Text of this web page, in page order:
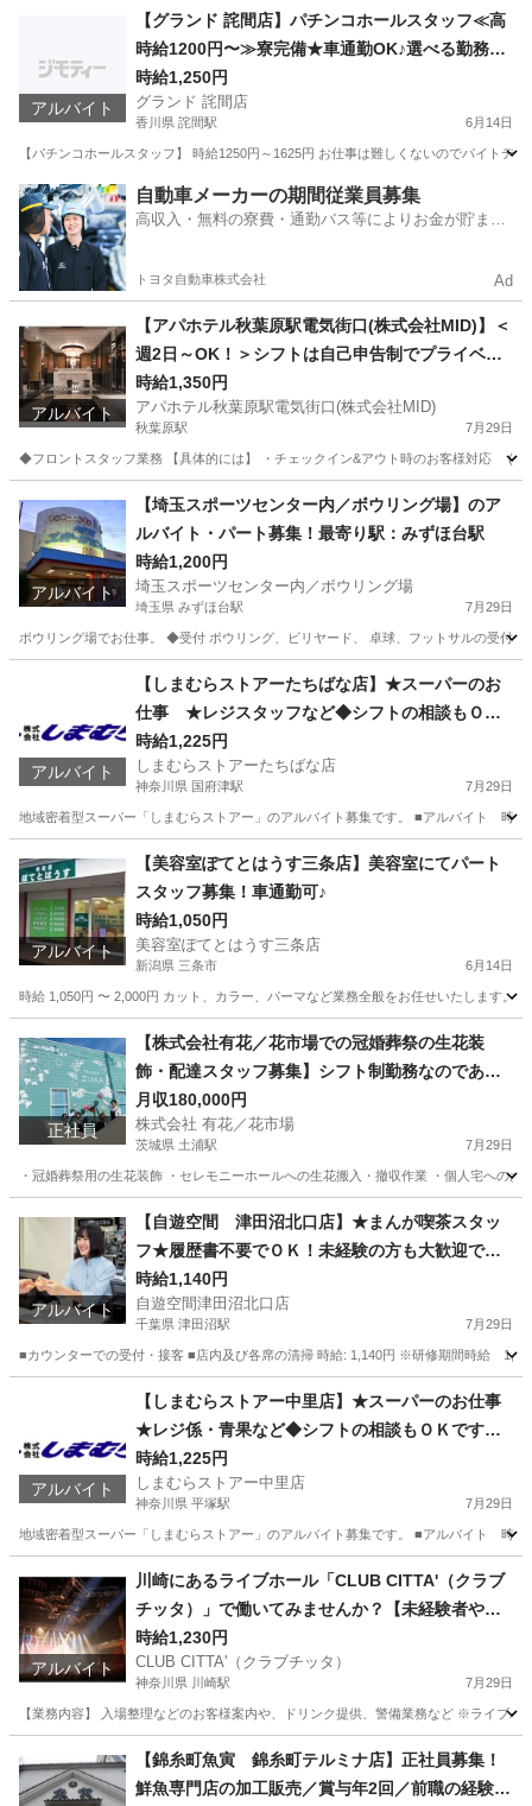
大津駅 花屋 スタッフ
アルバイト
【グランド 詫間店】パチンコホールスタッフ≪高
時給1200円〜≫寮完備★車通勤OK♪選べる勤務時
間★未経験歓迎♪ JR予讃線「詫間駅」から車で9
分
時給1,250円
グランド 詫間店
香川県 詫間駅 6月14日
【パチンコホールスタッフ】 時給1250円～1625円 お仕事は難しくないのでバイ
香川 三豊市 詫間駅 パチンコ スタッフ
自動車メーカーの期間従業員募集
高収入・無料の寮費・通勤バス等によりお金が貯まり
トヨタ自動車株式会社 Ad
アルバイト
【アパホテル秋葉原駅電気街口(株式会社MID)】＜
週2日～OK！＞シフトは自己申告制でプライベー
トと両立◎アパホテルスタッフ★JR「秋葉原駅」
電気街口から徒歩3分
時給1,350円
アパホテル秋葉原駅電気街口(株式会社MID)
秋葉原駅 7月29日
◆フロントスタッフ業務 【具体的には】 ・チェックイン&アウト時のお客様対応 (
秋葉原駅 ホテル スタッフ
アルバイト
【埼玉スポーツセンター内／ボウリング場】のア
ルバイト・パート募集！最寄り駅：みずほ台駅
時給1,200円
埼玉スポーツセンター内／ボウリング場
埼玉県 みずほ台駅 7月29日
ボウリング場でお仕事。 ◆受付 ボウリング、ビリヤード、 卓球、フットサルの受付
みずほ台駅 フロント ボウリング場
アルバイト
【しまむらストアーたちばな店】★スーパーのお
仕事 ★レジスタッフなど◆シフトの相談もＯＫ
です！主婦（夫）・高校生・大学生・シニアの方
が活躍中☆家庭との両立◎ 選べるお店＆部門！ご
都合よい時間をご相談ください！
時給1,225円
しまむらストアーたちばな店
神奈川県 国府津駅 7月29日
地域密着型スーパー「しまむらストアー」のアルバイト募集です。 ■アルバイト
小田原市 国府津駅 スーパー しまむら
アルバイト
【美容室ぽてとはうす三条店】美容室にてパート
スタッフ募集！車通勤可♪
時給1,050円
美容室ぽてとはうす三条店
新潟県 三条市 6月14日
時給 1,050円 〜 2,000円 カット、カラー、パーマなど業務全般をお任せいたします。
美容師 美容室
正社員
【株式会社有花／花市場での冠婚葬祭の生花装
飾・配達スタッフ募集】シフト制勤務なのであな
たの都合に合わせて働くことができます
月収180,000円
株式会社 有花／花市場
茨城県 土浦駅 7月29日
・冠婚葬祭用の生花装飾 ・セレモニーホールへの生花搬入・撤収作業 ・個人宅への
土浦駅 その他 ホール
アルバイト
【自遊空間 津田沼北口店】★まんが喫茶スタッ
フ★履歴書不要でＯＫ！未経験の方も大歓迎で
す！JR津田沼駅徒歩3分♪
時給1,140円
自遊空間津田沼北口店
千葉県 津田沼駅 7月29日
■カウンターでの受付・接客 ■店内及び各席の清掃 時給: 1,140円 ※研修期間時給
津田沼駅 漫画喫茶 時給
アルバイト
【しまむらストアー中里店】★スーパーのお仕事
★レジ係・青果など◆シフトの相談もＯＫです！
主婦（夫）・高校生・大学生・シニアの方が活躍
中☆家庭との両立◎ ご都合よい時間をご相談くだ
さい！
時給1,225円
しまむらストアー中里店
神奈川県 平塚駅 7月29日
地域密着型スーパー「しまむらストアー」のアルバイト募集です。 ■アルバイト
平塚駅 スーパー しまむら
アルバイト
川崎にあるライブホール「CLUB CITTA'（クラブ
チッタ）」で働いてみませんか？【未経験者や学
生OK!土・日・祝日・深夜に働ける方歓迎！】ラ
イブホール運営スタッフ募集!!
時給1,230円
CLUB CITTA'（クラブチッタ）
神奈川県 川崎駅 7月29日
【業務内容】 入場整理などのお客様案内や、ドリンク提供、警備業務など ※ライブ
川崎駅 イベントスタッフ ライブ
【錦糸町魚寅 錦糸町テルミナ店】正社員募集！
鮮魚専門店の加工販売／賞与年2回／前職の経験・